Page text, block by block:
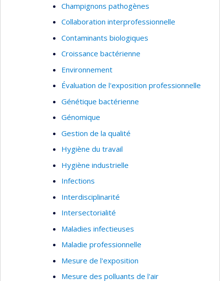
Champignons pathogènes
Collaboration interprofessionnelle
Contaminants biologiques
Croissance bactérienne
Environnement
Évaluation de l'exposition professionnelle
Génétique bactérienne
Génomique
Gestion de la qualité
Hygiène du travail
Hygiène industrielle
Infections
Interdisciplinarité
Intersectorialité
Maladies infectieuses
Maladie professionnelle
Mesure de l'exposition
Mesure des polluants de l'air